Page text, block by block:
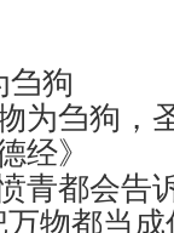
刍狗
为刍狗，
》
青都会告
物都当